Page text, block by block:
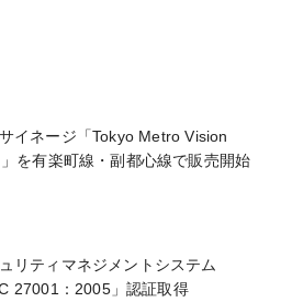
イネージ「Tokyo Metro Vision
」を有楽町線・副都心線で販売開始
リティマネジメントシステム
27001：2005」認証取得